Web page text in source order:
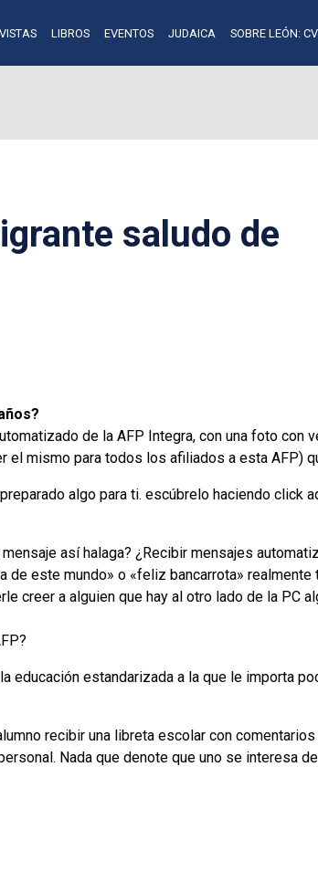
LIBROS EVENTOS JUDAICA SOBRE LEÓN:
saludo de
de la AFP Integra, con una foto con
el mismo para todos los afiliados a esta AFP)
algo para ti. escúbrelo haciendo click
así halaga? ¿Recibir mensajes
este mundo» o «feliz bancarrota» realmente
creer a alguien que hay al otro lado de la PC
educación estandarizada a la que le importa
recibir una libreta escolar con
Nada que denote que uno se interesa